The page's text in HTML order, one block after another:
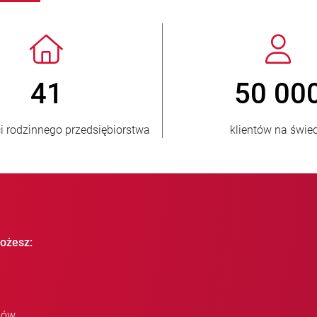
> 3 500 000
sprzedanych jednostek